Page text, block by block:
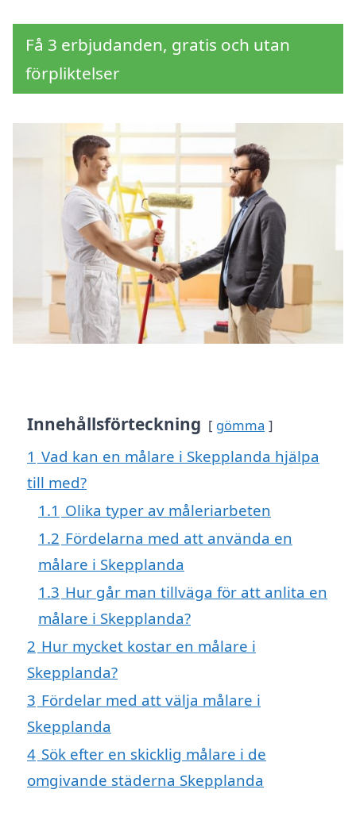
Få 3 erbjudanden, gratis och utan
förpliktelser
Innehållsförteckning gömma
1 Vad kan en målare i Skepplanda hjälpa
till med?
1.1 Olika typer av måleriarbeten
1.2 Fördelarna med att använda en
målare i Skepplanda
1.3 Hur går man tillväga för att anlita en
målare i Skepplanda?
2 Hur mycket kostar en målare i
Skepplanda?
3 Fördelar med att välja målare i
Skepplanda
4 Sök efter en skicklig målare i de
omgivande städerna Skepplanda